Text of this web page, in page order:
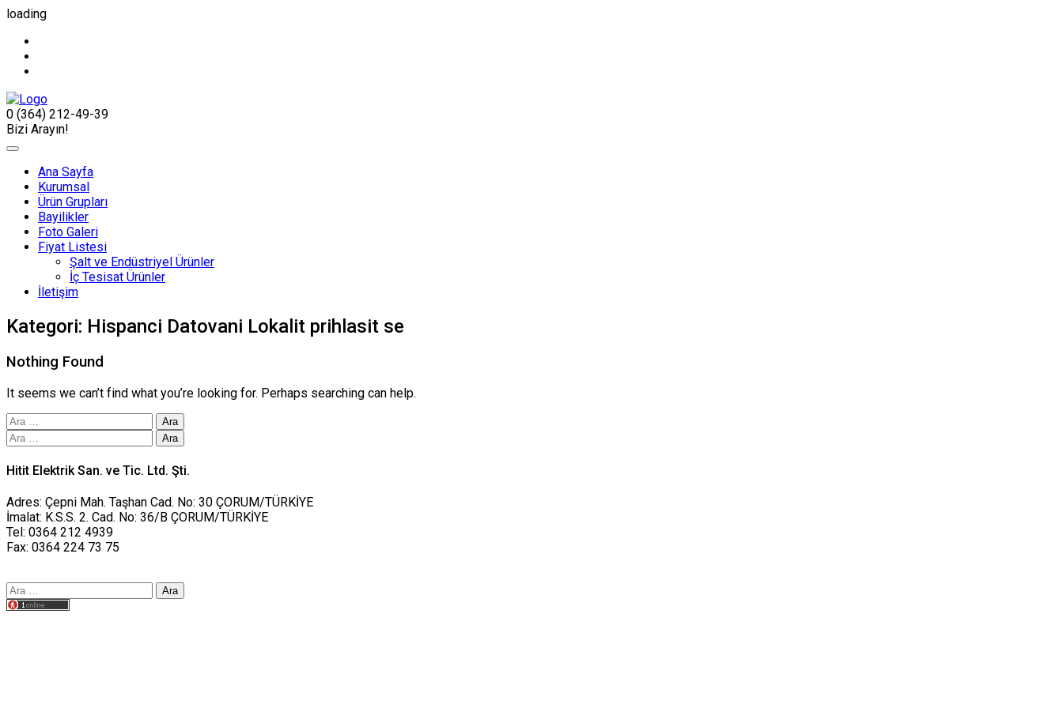
loading
0 (364) 212-49-39
Bizi Arayın!
Ana Sayfa
Kurumsal
Ürün Grupları
Bayilikler
Foto Galeri
Fiyat Listesi
Şalt ve Endüstriyel Ürünler
İç Tesisat Ürünler
İletişim
Kategori: Hispanci Datovani Lokalit prihlasit se
Nothing Found
It seems we can’t find what you’re looking for. Perhaps searching can help.
Arama:
Arama:
Hitit Elektrik San. ve Tic. Ltd. Şti.
Adres: Çepni Mah. Taşhan Cad. No: 30 ÇORUM/TÜRKİYE
İmalat: K.S.S. 2. Cad. No: 36/B ÇORUM/TÜRKİYE
Tel: 0364 212 4939
Fax: 0364 224 73 75
Arama: